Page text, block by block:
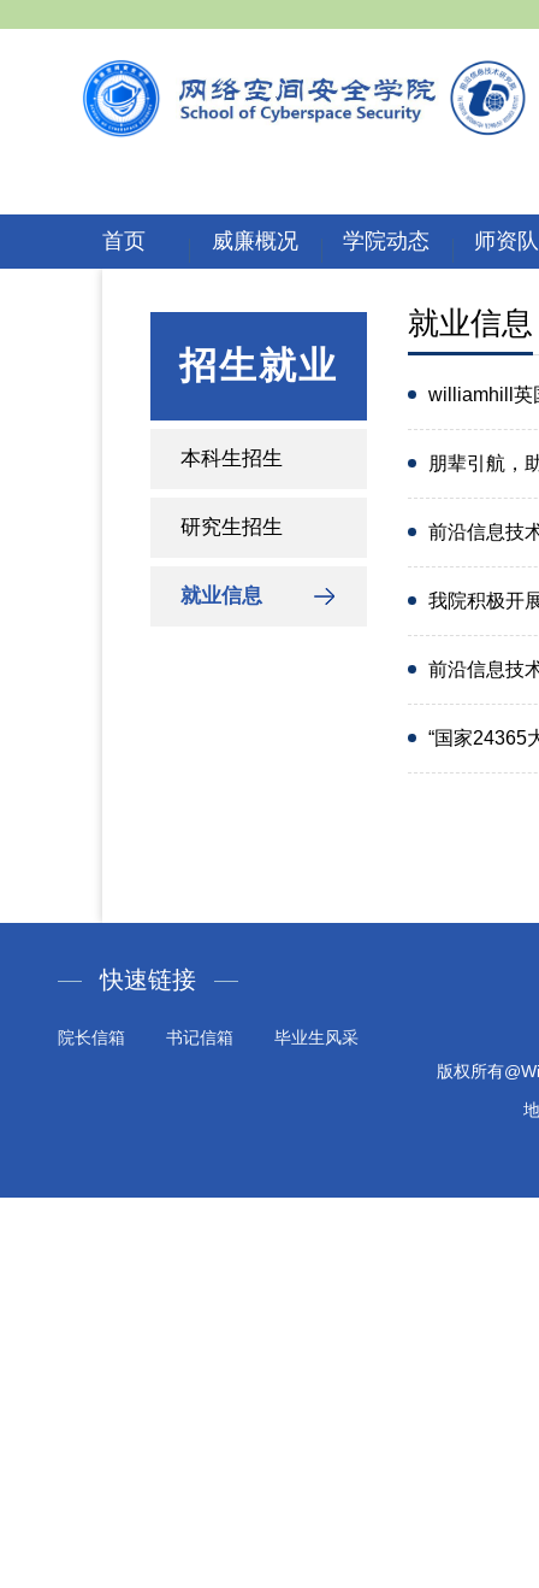
首页 威廉概况 学院动态 师资
招生就业
本科生招生
研究生招生
就业信息
就业信息
williamhill英
朋辈引航，
前沿信息技
我院积极开
前沿信息技
“国家24365
快速链接
院长信箱 书记信箱
毕业生风采
版权所有